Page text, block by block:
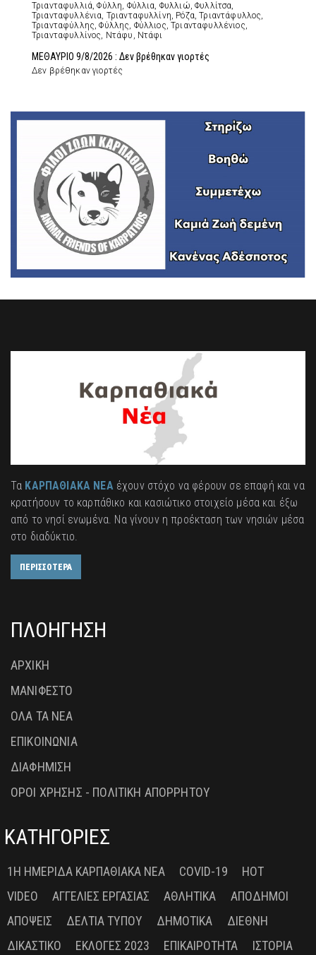
Τριανταφυλλιά, Φύλλη, Φύλλια, Φυλλιώ, Φυλλίτσα,
Τριανταφυλλένια, Τριανταφυλλίνη, Ρόζα, Τριαντάφυλλος,
Τριανταφύλλης, Φύλλης, Φύλλιος, Τριανταφυλλένιος,
Τριανταφυλλίνος, Ντάφυ, Ντάφι
ΜΕΘΑΥΡΙΟ 9/8/2026 : Δεν βρέθηκαν γιορτές
Δεν βρέθηκαν γιορτές
Τα ΚΑΡΠΑΘΙΑΚΑ ΝΕΑέχουν στόχο να φέρουν σε επαφή και να
κρατήσουν το καρπάθικο και κασιώτικο στοιχείο μέσα και έξω
από το νησί ενωμένα. Να γίνουν η προέκταση των νησιών μέσα
στο διαδύκτιο.
ΠΕΡΙΣΣΟΤΕΡΑ
ΠΛΟΗΓΗΣΗ
ΑΡΧΙΚΗ
ΜΑΝΙΦΕΣΤΟ
ΟΛΑ ΤΑ ΝΕΑ
ΕΠΙΚΟΙΝΩΝΙΑ
ΔΙΑΦΗΜΙΣΗ
ΟΡΟΙ ΧΡΗΣΗΣ - ΠΟΛΙΤΙΚΗ ΑΠΟΡΡΗΤΟΥ
ΚΑΤΗΓΟΡΙΕΣ
1Η ΗΜΕΡΊΔΑ ΚΑΡΠΑΘΙΑΚΆ ΝΈΑ COVID-19
HOT
VIDEO
ΑΓΓΕΛΊΕΣ ΕΡΓΑΣΊΑΣ ΑΘΛΗΤΙΚΆ
ΑΠΌΔΗΜΟΙ
ΑΠΌΨΕΙΣ
ΔΕΛΤΊΑ ΤΎΠΟΥ ΔΗΜΟΤΙΚΆ
ΔΙΕΘΝΉ
ΔΙΚΑΣΤΙΚΌ
ΕΚΛΟΓΈΣ 2023 ΕΠΙΚΑΙΡΌΤΗΤΑ ΙΣΤΟΡΊΑ